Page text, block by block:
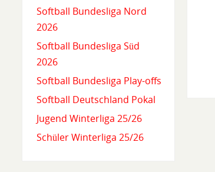
Softball Bundesliga Nord
2026
Softball Bundesliga Süd
2026
Softball Bundesliga Play-offs
Softball Deutschland Pokal
Jugend Winterliga 25/26
Schüler Winterliga 25/26